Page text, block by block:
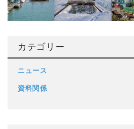
カテゴリー
ニュース
資料関係